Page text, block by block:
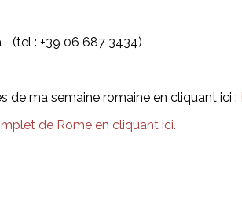
(tel : +39 06 687 3434)
de ma semaine romaine en cliquant ici :
de Rome en cliquant ici.